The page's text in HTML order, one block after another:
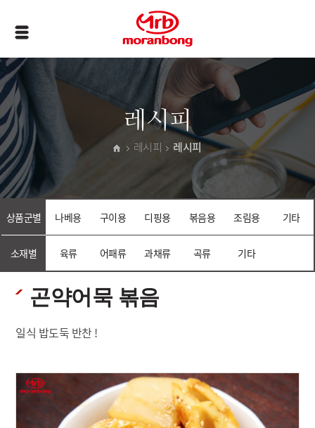
레시피
레시피 레시피
상품군별 나베용 구이용 디핑용 볶음용 조림용 기타
소재별 육류 어패류 과채류 곡류 기타
곤약어묵 볶음
일식 밥도둑 반찬 !